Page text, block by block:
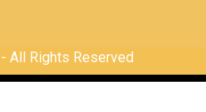
All Rights Reserved